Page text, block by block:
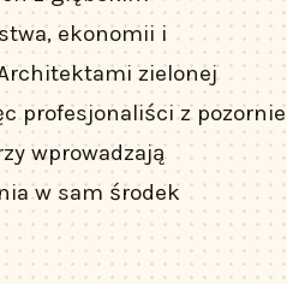
ekonomii i
zielonej
profesjonaliści z pozornie
wprowadzają
w sam środek